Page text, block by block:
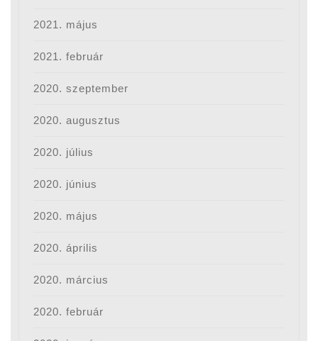
2021. május
2021. február
2020. szeptember
2020. augusztus
2020. július
2020. június
2020. május
2020. április
2020. március
2020. február